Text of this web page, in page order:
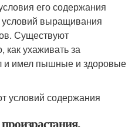
его содержания
условий выращивания
Существуют
как ухаживать за
и имел пышные и здоровые
условий содержания